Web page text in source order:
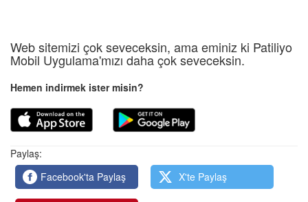
Web sitemizi çok seveceksin, ama eminiz ki Patiliyo
Mobil Uygulama'mızı daha çok seveceksin.
Hemen indirmek ister misin?
Paylaş:
Facebook'ta Paylaş
X'te Paylaş